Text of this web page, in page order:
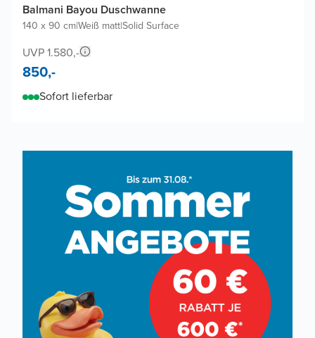
Balmani Bayou Duschwanne
140 x 90 cm|Weiß matt|Solid Surface
UVP 1.580,-
850,-
Sofort lieferbar